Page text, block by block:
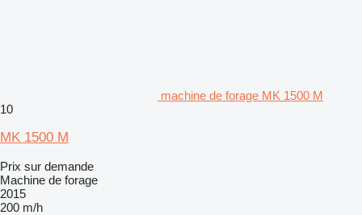
machine de forage MK 1500 M
10
MK 1500 M
Prix sur demande
Machine de forage
2015
200 m/h